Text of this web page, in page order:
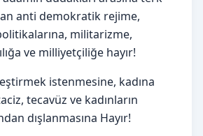
anti demokratik rejime,
militarizme,
ve milliyetçiliğe hayır!
istenmesine, kadına
tecavüz ve kadınların
dışlanmasına Hayır!